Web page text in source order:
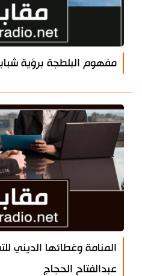
مفهوم البلطجة برؤية
المنامة وغطائها الديني
عبدالفتاح الحجاج